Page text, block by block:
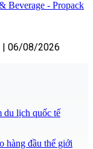
Beverage - Propack
06/08/2026
du lịch quốc tế
hàng đầu thế giới